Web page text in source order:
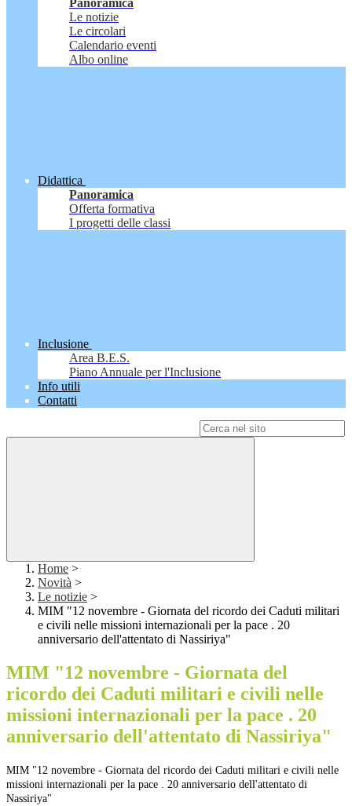
Panoramica
Le notizie
Le circolari
Calendario eventi
Albo online
Didattica
Panoramica
Offerta formativa
I progetti delle classi
Inclusione
Area B.E.S.
Piano Annuale per l'Inclusione
Info utili
Contatti
Home >
Novità >
Le notizie >
MIM "12 novembre - Giornata del ricordo dei Caduti militari
e civili nelle missioni internazionali per la pace . 20
anniversario dell'attentato di Nassiriya"
MIM "12 novembre - Giornata del
ricordo dei Caduti militari e civili nelle
missioni internazionali per la pace . 20
anniversario dell'attentato di Nassiriya"
MIM "12 novembre - Giornata del ricordo dei Caduti militari e civili nelle
missioni internazionali per la pace . 20 anniversario dell'attentato di
Nassiriya"